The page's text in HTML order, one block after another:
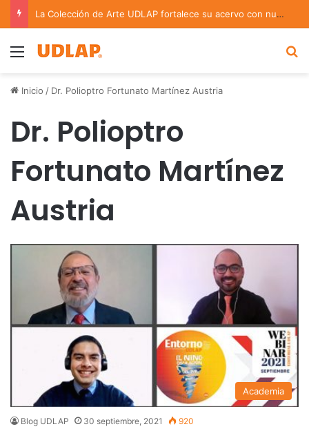
Académica UDLAP asesora un proyecto que creará dispositivo capaz de clasificar episodios ansioso-depresivos
Menu
Inicio / Dr. Polioptro Fortunato Martínez Austria
Dr. Polioptro
Fortunato Martínez
Austria
Academia
Blog UDLAP 30 septiembre, 2021 920